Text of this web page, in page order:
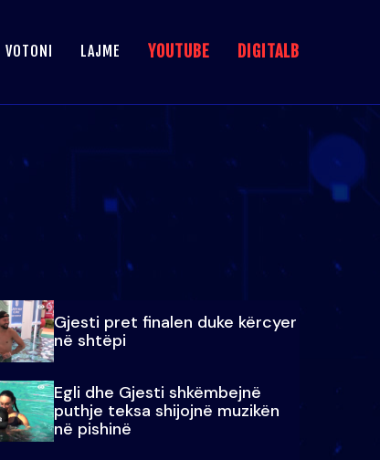
VOTONI LAJME YOUTUBE DIGITALB
Gjesti pret finalen duke kërcyer
në shtëpi
Egli dhe Gjesti shkëmbejnë
puthje teksa shijojnë muzikën
në pishinë